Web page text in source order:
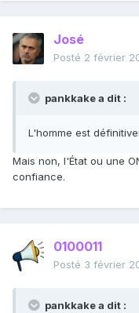
José
Posté 2 février
pankkake a dit :
L'homme est
Mais non, l'État ou une
confiance.
0100011
Posté 3 février
pankkake a dit :